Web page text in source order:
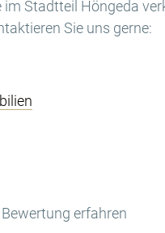
Stadtteil Höngeda
Sie uns gerne:
erfahren